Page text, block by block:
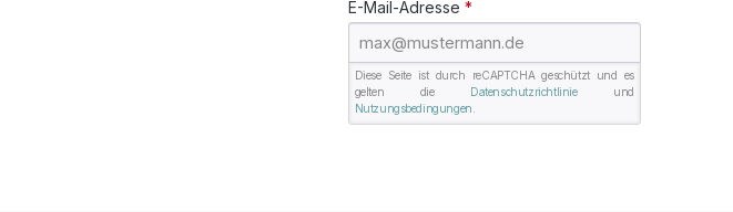
E-Mail-Adresse *
Diese Seite ist durch reCAPTCHA geschützt und es
gelten die Datenschutzrichtlinieund
Nutzungsbedingungen